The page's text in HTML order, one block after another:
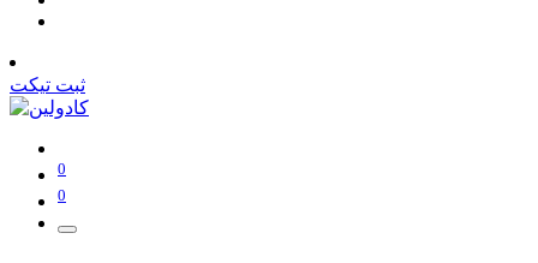
ثبت تیکت
0
0